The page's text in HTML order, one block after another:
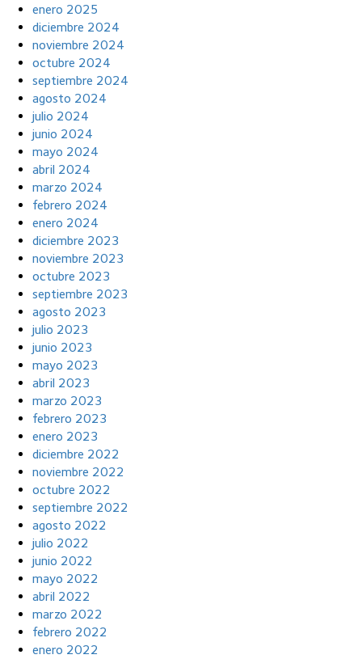
enero 2025
diciembre 2024
noviembre 2024
octubre 2024
septiembre 2024
agosto 2024
julio 2024
junio 2024
mayo 2024
abril 2024
marzo 2024
febrero 2024
enero 2024
diciembre 2023
noviembre 2023
octubre 2023
septiembre 2023
agosto 2023
julio 2023
junio 2023
mayo 2023
abril 2023
marzo 2023
febrero 2023
enero 2023
diciembre 2022
noviembre 2022
octubre 2022
septiembre 2022
agosto 2022
julio 2022
junio 2022
mayo 2022
abril 2022
marzo 2022
febrero 2022
enero 2022